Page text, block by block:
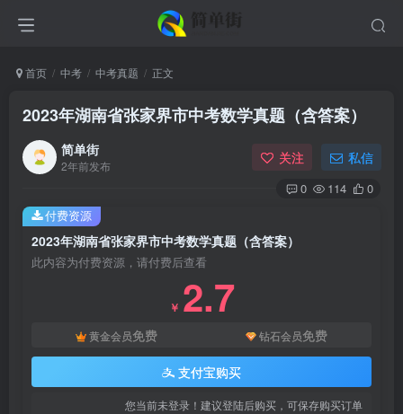
首页 中考 中考真题 正文
2023年湖南省张家界市中考数学真题（含答案）
简单街
2年前发布 关注 私信
0 114 0
2023年湖南省张家界市中考数学真题（含答案）
此内容为付费资源，请付费后查看
￥ 2.7
黄金会员免费 钻石会员免费
支付宝购买
您当前未登录！建议登陆后购买，可保存购买订单
付费资源